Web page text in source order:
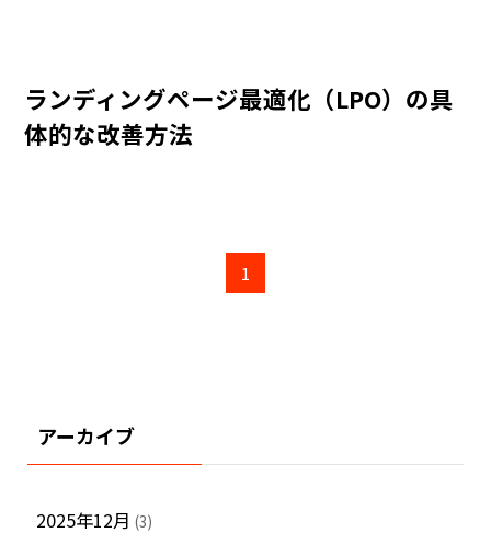
ランディングページ最適化（LPO）の具
体的な改善方法
1
アーカイブ
2025年12月 (3)